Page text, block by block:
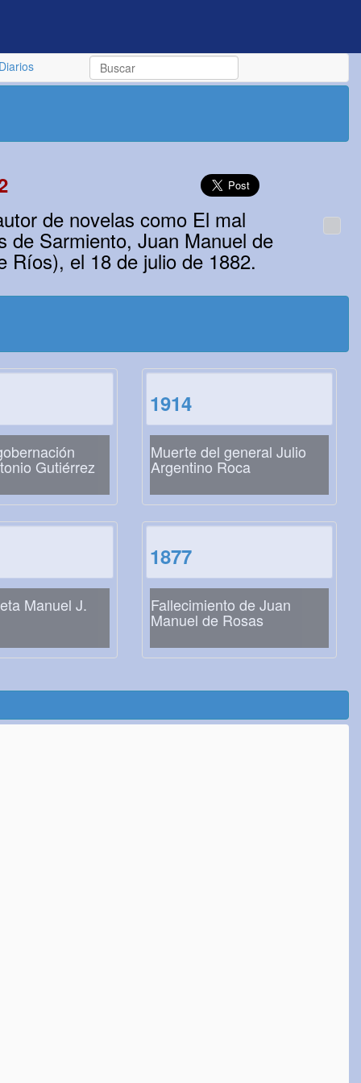
Diarios
de novelas como El mal
de Sarmiento, Juan Manuel de
Ríos), el 18 de julio de 1882.
Gutiérrez
1914
Muerte del general Julio
Argentino Roca
Manuel J.
1877
Fallecimiento de Juan
Manuel de Rosas